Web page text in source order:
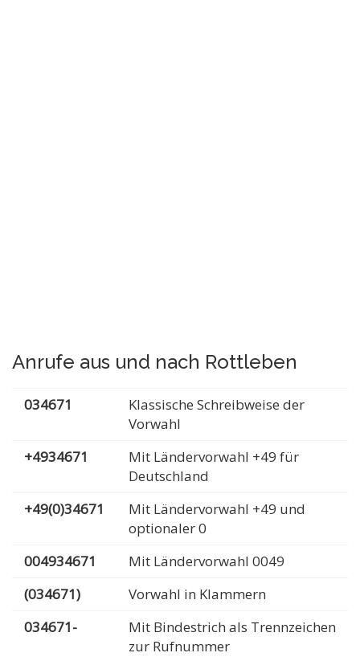
Anrufe aus und nach Rottleben
034671
Klassische Schreibweise der
Vorwahl
+4934671
Mit Ländervorwahl +49 für
Deutschland
+49(0)34671
Mit Ländervorwahl +49 und
optionaler 0
004934671
Mit Ländervorwahl 0049
(034671)
Vorwahl in Klammern
034671-
Mit Bindestrich als Trennzeichen
zur Rufnummer